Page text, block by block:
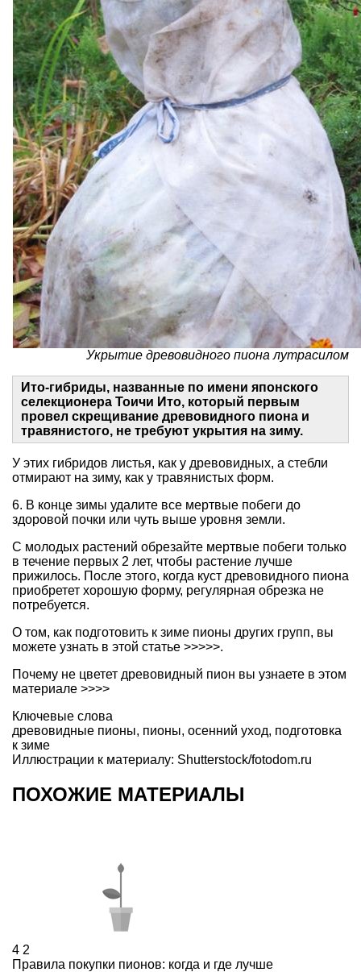
Укрытие древовидного пиона лутрасилом
Ито-гибриды, названные по имени японского
селекционера Тоичи Ито, который первым
провел скрещивание древовидного пиона и
травянистого, не требуют укрытия на зиму.
У этих гибридов листья, как у древовидных, а стебли
отмирают на зиму, как у травянистых форм.
6. В конце зимы удалите все мертвые побеги до
здоровой почки или чуть выше уровня земли.
С молодых растений обрезайте мертвые побеги только
в течение первых 2 лет, чтобы растение лучше
прижилось. После этого, когда куст древовидного пиона
приобретет хорошую форму, регулярная обрезка не
потребуется.
О том, как подготовить к зиме пионы других групп, вы
можете узнать в этой статье >>>>>.
Почему не цветет древовидный пион вы узнаете в этом
материале >>>>
Ключевые слова
древовидные пионы, пионы, осенний уход, подготовка
к зиме
Иллюстрации к материалу: Shutterstock/fotodom.ru
ПОХОЖИЕ МАТЕРИАЛЫ
4 2
Правила покупки пионов: когда и где лучше